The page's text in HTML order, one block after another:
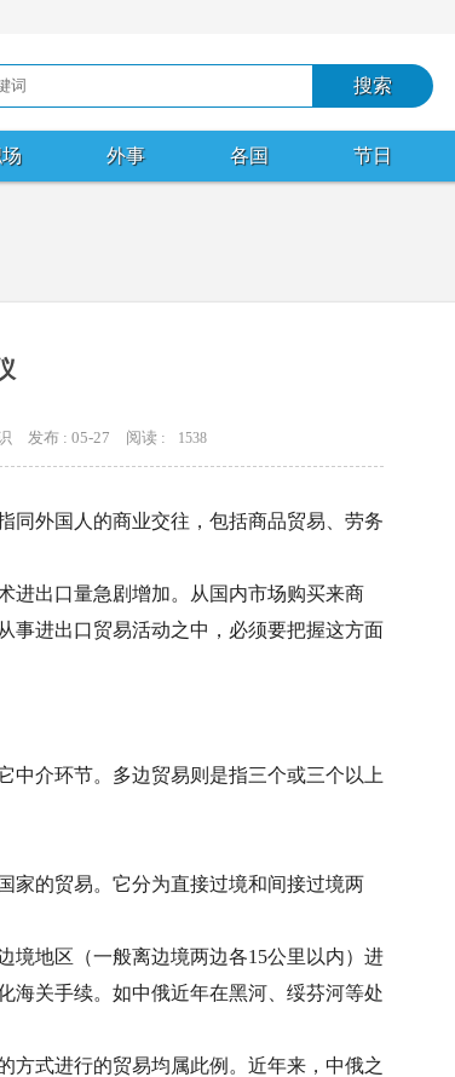
外事 各国 节日
发布 : 05-27 阅读 : 1538
同外国人的商业交往，包括商品贸易、劳务
进出口量急剧增加。从国内市场购买来商
事进出口贸易活动之中，必须要把握这方面
中介环节。多边贸易则是指三个或三个以上
家的贸易。它分为直接过境和间接过境两
境地区（一般离边境两边各15公里以内）进
海关手续。如中俄近年在黑河、绥芬河等处
方式进行的贸易均属此例。近年来，中俄之